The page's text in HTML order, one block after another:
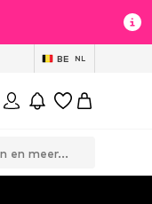
BE NL